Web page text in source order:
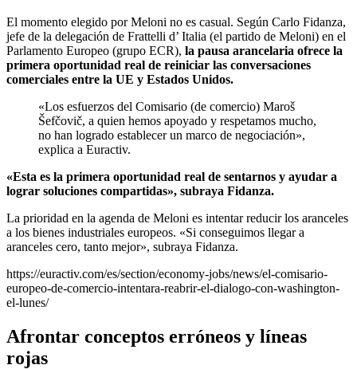
El momento elegido por Meloni no es casual. Según Carlo Fidanza,
jefe de la delegación de Frattelli d’ Italia (el partido de Meloni) en el
Parlamento Europeo (grupo ECR), la pausa arancelaria ofrece la
primera oportunidad real de reiniciar las conversaciones
comerciales entre la UE y Estados Unidos.
«Los esfuerzos del Comisario (de comercio) Maroš
Šefčovič, a quien hemos apoyado y respetamos mucho,
no han logrado establecer un marco de negociación»,
explica a Euractiv.
«Esta es la primera oportunidad real de sentarnos y ayudar a
lograr soluciones compartidas», subraya Fidanza.
La prioridad en la agenda de Meloni es intentar reducir los aranceles
a los bienes industriales europeos. «Si conseguimos llegar a
aranceles cero, tanto mejor», subraya Fidanza.
https://euractiv.com/es/section/economy-jobs/news/el-comisario-
europeo-de-comercio-intentara-reabrir-el-dialogo-con-washington-
el-lunes/
Afrontar conceptos erróneos y líneas
rojas